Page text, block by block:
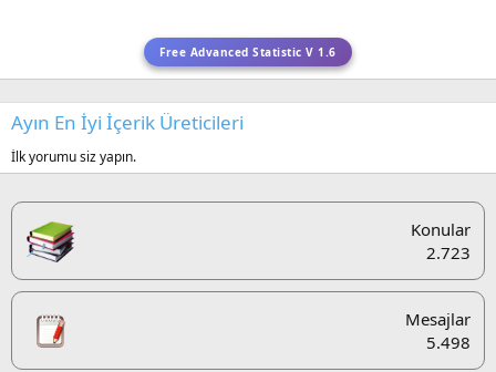
Free Advanced Statistic V 1.6
Ayın En İyi İçerik Üreticileri
İlk yorumu siz yapın.
Konular
2.723
Mesajlar
5.498